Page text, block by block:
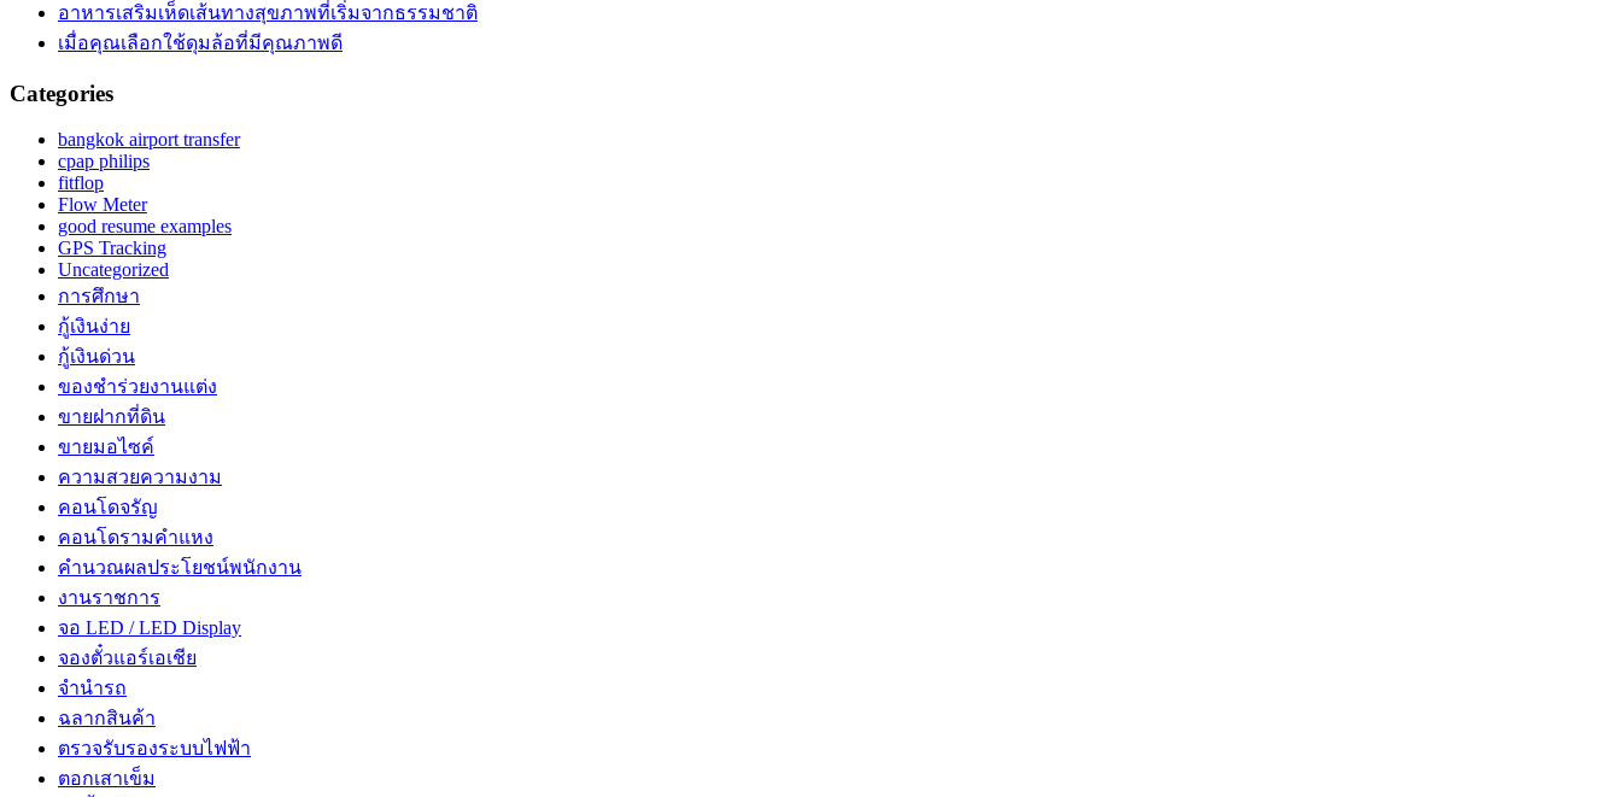
อาหารเสริมเห็ดเส้นทางสุขภาพที่เริ่มจากธรรมชาติ
เมื่อคุณเลือกใช้ดุมล้อที่มีคุณภาพดี
Categories
bangkok airport transfer
cpap philips
fitflop
Flow Meter
good resume examples
GPS Tracking
Uncategorized
การศึกษา
กู้เงินง่าย
กู้เงินด่วน
ของชำร่วยงานแต่ง
ขายฝากที่ดิน
ขายมอไซค์
ความสวยความงาม
คอนโดจรัญ
คอนโดรามคำแหง
คำนวณผลประโยชน์พนักงาน
งานราชการ
จอ LED / LED Display
จองตั๋วแอร์เอเชีย
จํานํารถ
ฉลากสินค้า
ตรวจรับรองระบบไฟฟ้า
ตอกเสาเข็ม